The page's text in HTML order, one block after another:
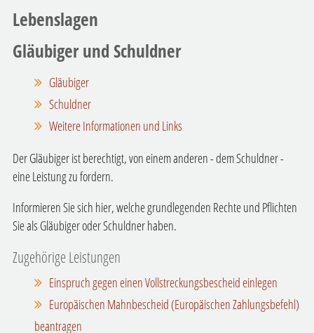
Lebenslagen
Gläubiger und Schuldner
Gläubiger
Schuldner
Weitere Informationen und Links
Der Gläubiger ist berechtigt, von einem anderen - dem Schuldner -
eine Leistung zu fordern.
Informieren Sie sich hier, welche grundlegenden Rechte und Pflichten
Sie als Gläubiger oder Schuldner haben.
Zugehörige Leistungen
Einspruch gegen einen Vollstreckungsbescheid einlegen
Europäischen Mahnbescheid (Europäischen Zahlungsbefehl)
beantragen